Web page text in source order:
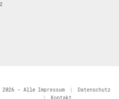
2026 - Alle Impressum
Datenschutz